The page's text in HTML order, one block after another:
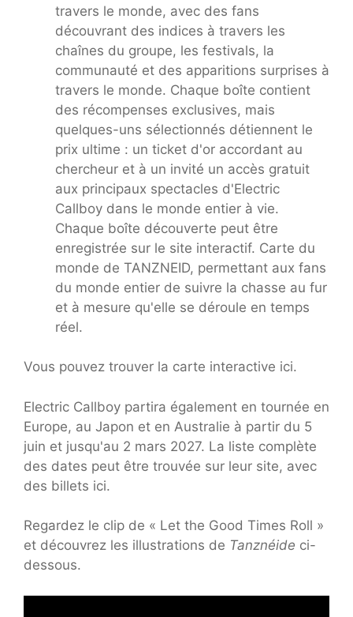
travers le monde, avec des fans
découvrant des indices à travers les
chaînes du groupe, les festivals, la
communauté et des apparitions surprises à
travers le monde. Chaque boîte contient
des récompenses exclusives, mais
quelques-uns sélectionnés détiennent le
prix ultime : un ticket d'or accordant au
chercheur et à un invité un accès gratuit
aux principaux spectacles d'Electric
Callboy dans le monde entier à vie.
Chaque boîte découverte peut être
enregistrée sur le site interactif. Carte du
monde de TANZNEID, permettant aux fans
du monde entier de suivre la chasse au fur
et à mesure qu'elle se déroule en temps
réel.
Vous pouvez trouver la carte interactive ici.
Electric Callboy partira également en tournée en
Europe, au Japon et en Australie à partir du 5
juin et jusqu'au 2 mars 2027. La liste complète
des dates peut être trouvée sur leur site, avec
des billets ici.
Regardez le clip de « Let the Good Times Roll »
et découvrez les illustrations de Tanznéide ci-
dessous.